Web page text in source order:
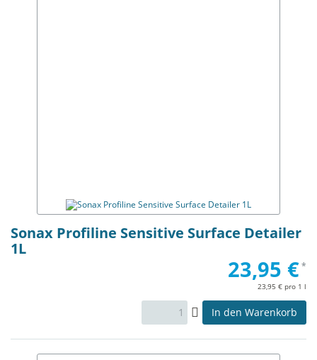
Sonax Profiline Sensitive Surface Detailer
1L
23,95 €*
23,95 € pro 1 l
In den Warenkorb